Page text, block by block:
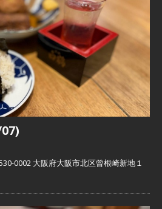
0002 大阪府大阪市北区曾根崎新地１